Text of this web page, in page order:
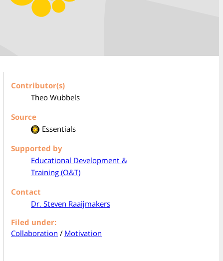
Contributor(s)
Theo Wubbels
Source
Essentials
Supported by
Educational Development &
Training (O&T)
Contact
Dr. Steven Raaijmakers
Filed under:
Collaboration / Motivation